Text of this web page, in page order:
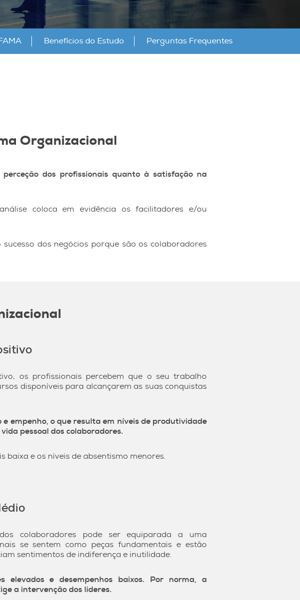
Benefícios do Estudo Perguntas Frequentes
Organizacional
dos profissionais quanto à satisfação na
coloca em evidência os facilitadores e/ou
dos negócios porque são os colaboradores
os profissionais percebem que o seu trabalho
disponíveis para alcançarem as suas conquistas
empenho, o que resulta em níveis de produtividade
pessoal dos colaboradores.
baixa e os níveis de absentismo menores.
colaboradores pode ser equiparada a uma
se sentem como peças fundamentais e estão
sentimentos de indiferença e inutilidade.
elevados e desempenhos baixos. Por norma, a
a intervenção dos líderes.